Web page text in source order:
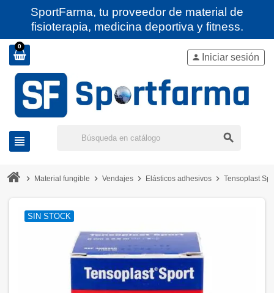
SportFarma, tu proveedor de material de
fisioterapia, medicina deportiva y fitness.
0
view_headline search
person Iniciar sesión
chevron_right Material fungible chevron_right Vendajes chevron_right Elásticos adhesivos chevron_right Tensoplast
SIN STOCK